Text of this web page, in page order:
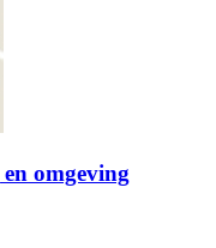
omgeving